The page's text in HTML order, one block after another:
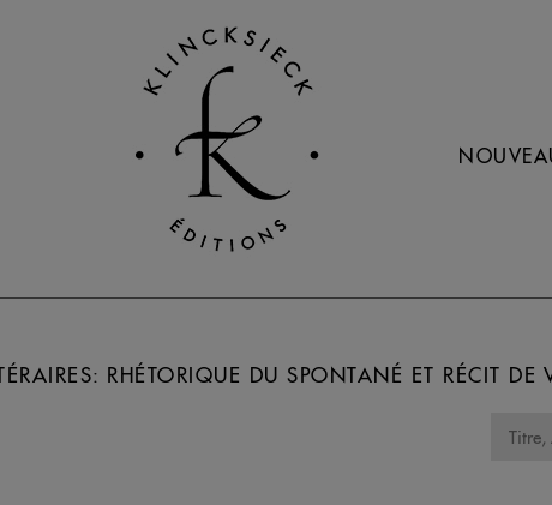
RHÉTORIQUE DU SPONTANÉ ET RÉCIT